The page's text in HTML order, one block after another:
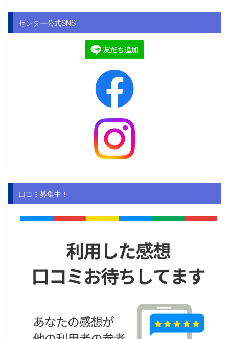
センター公式SNS
口コミ募集中！